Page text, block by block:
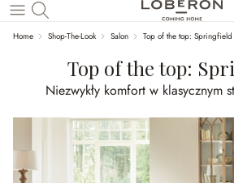
Wróć do wątku głównego
Home Shop-The-Look Salon Top of the top: Springfield
Top of the top:
Niezwykły komfort w klasycznym